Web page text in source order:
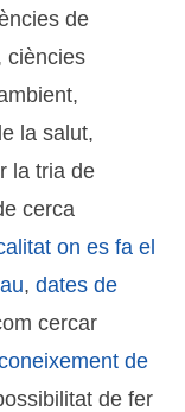
de
ciències
la salut,
la tria de
cerca
on es fa el
,dates de
cercar
de
de fer